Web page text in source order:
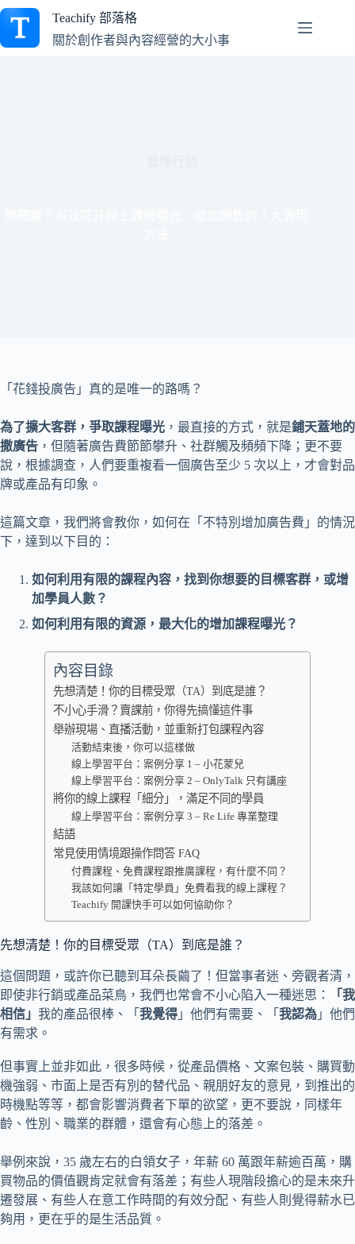
跳
主
Teachify 部落格
關於創作者與內容經營的大小事
「花錢投廣告」真的是唯一的路嗎？
為了擴大客群，爭取課程曝光 ，最直接的方式，就是鋪天蓋地的
撒廣告 ，但隨著廣告費節節攀升、社群觸及頻頻下降；更不要
說，根據調查，人們要重複看一個廣告至少 5 次以上，才會對品
牌或產品有印象。
這篇文章，我們將會教你，如何在「不特別增加廣告費」的情況
下，達到以下目的：
如何利用有限的課程內容，找到你想要的目標客群，或增
加學員人數？
如何利用有限的資源，最大化的增加課程曝光？
內容目錄
先想清楚！你的目標受眾（TA）到底是誰？
不小心手滑？賣課前，你得先搞懂這件事
舉辦現場、直播活動，並重新打包課程內容
活動結束後，你可以這樣做
線上學習平台：案例分享 1 – 小花蒙兒
線上學習平台：案例分享 2 – OnlyTalk 只有講座
將你的線上課程「細分」，滿足不同的學員
線上學習平台：案例分享 3 – Re Life 專業整理
結語
常見使用情境跟操作問答 FAQ
付費課程、免費課程跟推廣課程，有什麼不同？
我該如何讓「特定學員」免費看我的線上課程？
Teachify 開課快手可以如何協助你？
先想清楚！你的目標受眾（TA）到底是誰？
這個問題，或許你已聽到耳朵長繭了！但當事者迷、旁觀者清，
即使非行銷或產品菜鳥，我們也常會不小心陷入一種迷思：
「我
相信」 我的產品很棒、「 我覺得 」他們有需要、「 我認為 」他們
有需求。
但事實上並非如此，很多時候，從產品價格、文案包裝、購買動
機強弱、市面上是否有別的替代品、親朋好友的意見，到推出的
時機點等等，都會影響消費者下單的欲望，更不要說，同樣年
齡、性別、職業的群體，還會有心態上的落差。
舉例來說，35 歲左右的白領女子，年薪 60 萬跟年薪逾百萬，購
買物品的價值觀肯定就會有落差；有些人現階段擔心的是未來升
遷發展、有些人在意工作時間的有效分配、有些人則覺得薪水已
夠用，更在乎的是生活品質。